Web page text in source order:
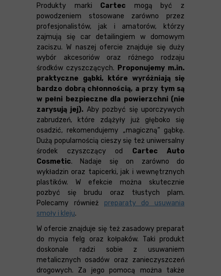
Produkty marki Cartec mogą być z
powodzeniem stosowane zarówno przez
profesjonalistów, jak i amatorów, którzy
zajmują się car detailingiem w domowym
zaciszu. W naszej ofercie znajduje się duży
wybór akcesoriów oraz różnego rodzaju
środków czyszczących. Proponujemy m.in.
praktyczne gąbki, które wyróżniają się
bardzo dobrą chłonnością, a przy tym są
w pełni bezpieczne dla powierzchni (nie
zarysują jej). Aby pozbyć się uporczywych
zabrudzeń, które zdążyły już głęboko się
osadzić, rekomendujemy „magiczną” gąbkę.
Dużą popularnością cieszy się też uniwersalny
środek czyszczący od Cartec Auto
Cosmetic. Nadaje się on zarówno do
wykładzin oraz tapicerki, jak i wewnętrznych
plastików. W efekcie można skutecznie
pozbyć się brudu oraz tłustych plam.
Polecamy również preparaty do usuwania
smoły i kleju.
W ofercie znajduje się też zasadowy preparat
do mycia felg oraz kołpaków. Taki produkt
doskonale radzi sobie z usuwaniem
metalicznych osadów oraz zanieczyszczeń
drogowych. Za jego pomocą można także